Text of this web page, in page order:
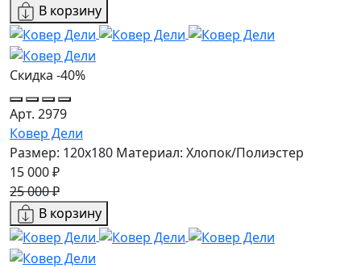
В корзину
Скидка -40%
Арт. 2979
Ковер Дели
Размер: 120x180 Материал: Хлопок/Полиэстер
15 000 ₽
25 000 ₽
В корзину